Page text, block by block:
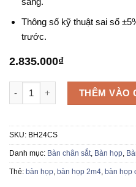
Thông số kỹ thuật sai số
trước.
2.835.000₫
Bàn họp chân sắt BH24CS số
THÊM VÀO
SKU: BH24CS
Danh mục: Bàn chân sắt, Bàn họp,
Thẻ: bàn họp, bàn họp 2m4, bàn họp